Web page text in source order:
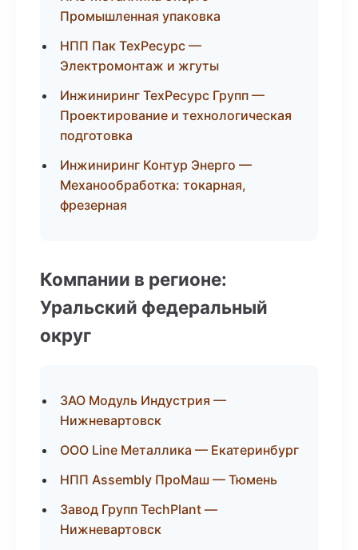
Промышленная упаковка
НПП Пак ТехРесурс —
Электромонтаж и жгуты
Инжиниринг ТехРесурс Групп —
Проектирование и технологическая
подготовка
Инжиниринг Контур Энерго —
Механообработка: токарная,
фрезерная
Компании в регионе:
Уральский федеральный
округ
ЗАО Модуль Индустрия —
Нижневартовск
ООО Line Металлика — Екатеринбург
НПП Assembly ПроМаш — Тюмень
Завод Групп TechPlant —
Нижневартовск